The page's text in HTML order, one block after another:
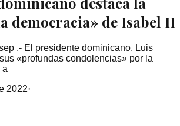
democracia» de Isabel II
.- El presidente dominicano, Luis
«profundas condolencias» por la
a
2022·